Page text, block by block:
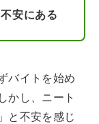
安にある
バイトを始め
かし、ニート
と不安を感じ